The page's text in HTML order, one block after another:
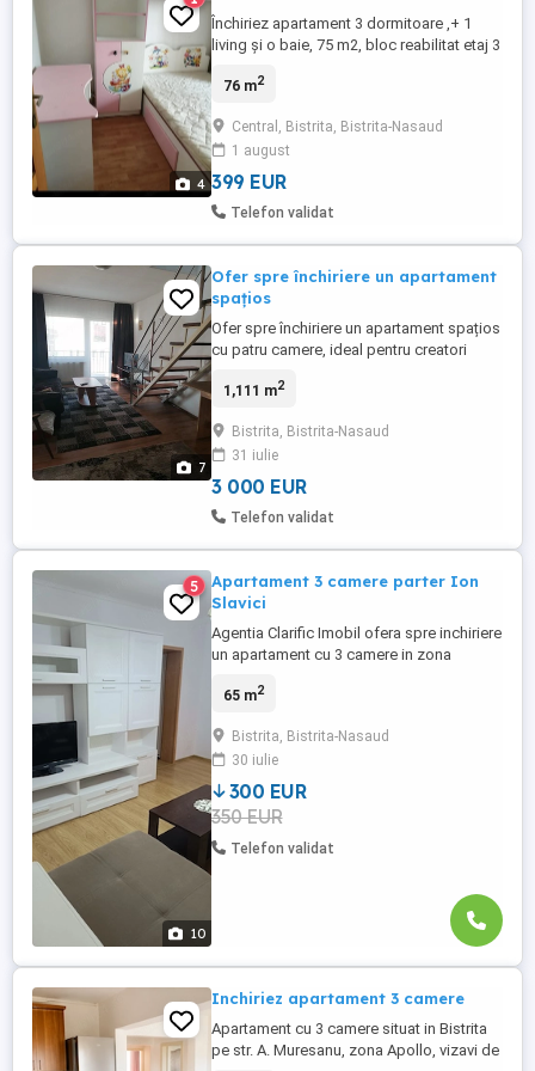
4
Închiriez apartament 3 dormitoare ,+ 1
living și o baie, 75 m2, bloc reabilitat etaj 3
liniștită, școală, parcare publica in fața
+ garanție 400 Euro
76 m2
Central, Bistrita, Bistrita-Nasaud
1 august
399 EUR
Telefon validat
7
Ofer spre închiriere un apartament
spațios
Ofer spre închiriere un apartament spațios
cu patru camere, ideal pentru creatori
profesionale pe internet. Situat în
apartamentul este complet mobilat, utilat,
cu internet de mare calitate, regim hotelier
permis. Se poate personaliza ...
1,111 m2
Bistrita, Bistrita-Nasaud
31 iulie
3 000 EUR
Telefon validat
10
5
Apartament 3 camere parter Ion
Slavici
Agentia Clarific Imobil ofera spre inchiriere
un apartament cu 3 camere in zona
inchis , suprafata 65 mp , bucatarie
mobilat , utilat , pret 300 euro luna + gr. Se
inchiriaza pe perioada lunga , persoane
serioase
65 m2
Bistrita, Bistrita-Nasaud
30 iulie
300 EUR
350 EUR
Telefon validat
Inchiriez apartament 3 camere
Apartament cu 3 camere situat in Bistrita
pe str. A. Muresanu, zona Apollo, vizavi de